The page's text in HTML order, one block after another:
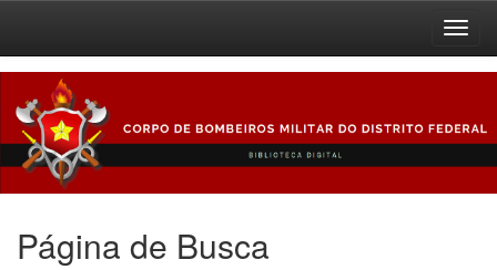
navigation
Página de Busca